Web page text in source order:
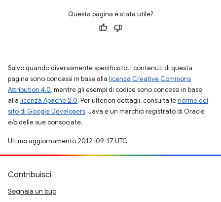
Questa pagina è stata utile?
Salvo quando diversamente specificato, i contenuti di questa
pagina sono concessi in base alla licenza Creative Commons
Attribution 4.0, mentre gli esempi di codice sono concessi in base
alla licenza Apache 2.0. Per ulteriori dettagli, consulta lenorme del
sito di Google Developers. Java è un marchio registrato di Oracle
e/o delle sue consociate.
Ultimo aggiornamento 2012-09-17 UTC.
Contribuisci
Segnala un bug